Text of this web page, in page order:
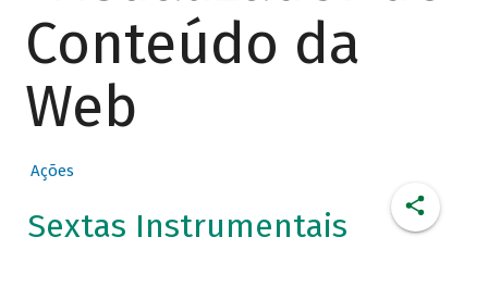
Conteúdo da
Web
Ações
Sextas Instrumentais